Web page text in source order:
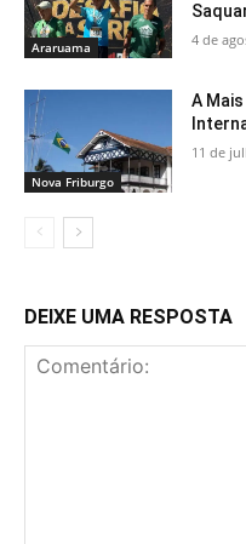
Araruama 4 de
Nova Friburgo
A
11 de
DEIXE UMA RESPOSTA